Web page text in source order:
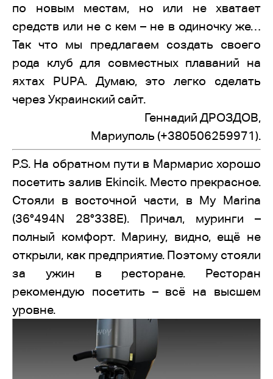
по новым местам, но или не хватает
средств или не с кем – не в одиночку же…
Так что мы предлагаем создать своего
рода клуб для совместных плаваний на
яхтах PUPA. Думаю, это легко сделать
через Украинский сайт.
Геннадий ДРОЗДОВ,
Мариуполь (+380506259971).
P.S. На обратном пути в Мармарис хорошо
посетить залив Ekincik. Место прекрасное.
Стояли в восточной части, в My Marina
(36°494N 28°338E). Причал, муринги –
полный комфорт. Марину, видно, ещё не
открыли, как предприятие. Поэтому стояли
за ужин в ресторане. Ресторан
рекомендую посетить – всё на высшем
уровне.